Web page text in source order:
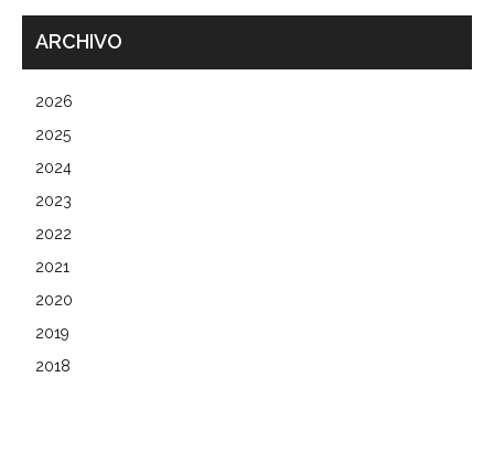
ARCHIVO
2026
2025
2024
2023
2022
2021
2020
2019
2018